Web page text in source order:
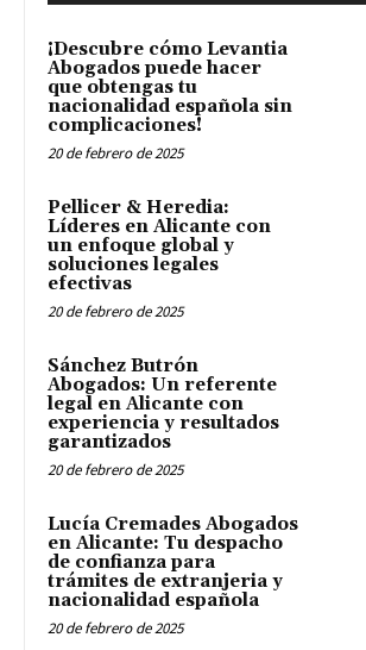
¡Descubre cómo Levantia
Abogados puede hacer
que obtengas tu
nacionalidad española sin
complicaciones!
20 de febrero de 2025
Pellicer & Heredia:
Líderes en Alicante con
un enfoque global y
soluciones legales
efectivas
20 de febrero de 2025
Sánchez Butrón
Abogados: Un referente
legal en Alicante con
experiencia y resultados
garantizados
20 de febrero de 2025
Lucía Cremades Abogados
en Alicante: Tu despacho
de confianza para
trámites de extranjeria y
nacionalidad española
20 de febrero de 2025